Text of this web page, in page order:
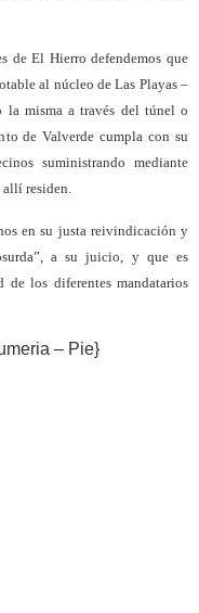
de El Hierro defendemos que
al núcleo de Las Playas –
la misma a través del túnel o
de Valverde cumpla con su
suministrando mediante
allí residen.
en su justa reivindicación y
a su juicio, y que es
los diferentes mandatarios
– Pie}